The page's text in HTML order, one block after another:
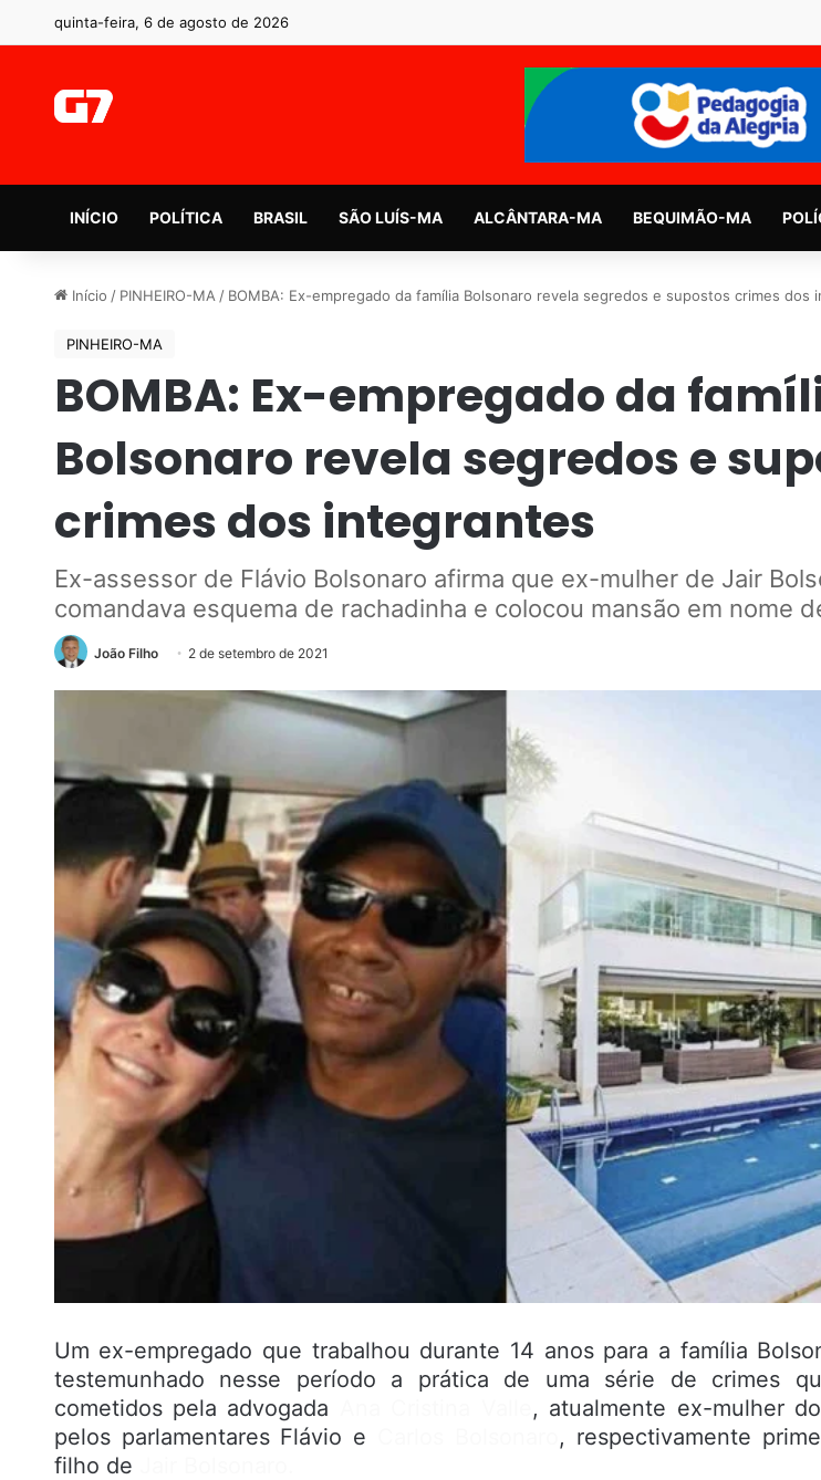
quinta-feira, 6 de agosto de 2026
INÍCIO POLÍTICA BRASIL SÃO LUÍS-MA ALCÂNTARA-MA BEQUIMÃO-MA
Início / PINHEIRO-MA / BOMBA: Ex-empregado da família Bolsonaro revela segredos e supostos crimes dos
PINHEIRO-MA
BOMBA: Ex-empregado da
Bolsonaro revela segredos e
crimes dos integrantes
Ex-assessor de Flávio Bolsonaro afirma que ex-mulher de Jair
comandava esquema de rachadinha e colocou mansão em nome
João Filho 2 de setembro de 2021
Um ex-empregado que trabalhou durante 14 anos para a família
testemunhado nesse período a prática de uma série de crimes
cometidos pela advogada
, atualmente ex-mulher
pelos parlamentares Flávio e
, respectivamente
filho de